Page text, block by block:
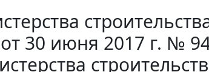
30 июня 2017 г. №